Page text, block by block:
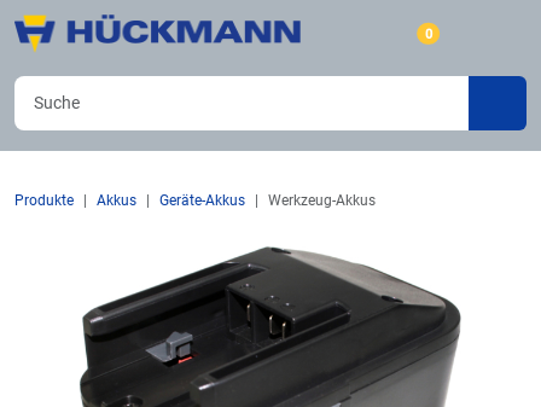
0
Produkte Akkus Geräte-Akkus Werkzeug-Akkus